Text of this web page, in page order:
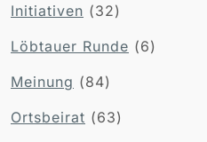
Initiativen (32)
Löbtauer Runde (6)
Meinung (84)
Ortsbeirat (63)